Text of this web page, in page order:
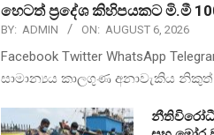
හෙටත් ප්‍රදේශ කිහිපයකට මි.මී
BY: ADMIN ON: AUGUST 6, 2026
Facebook Twitter WhatsApp
සාමාන්‍යය කාලගුණ අනාවැකිය නිකුත්